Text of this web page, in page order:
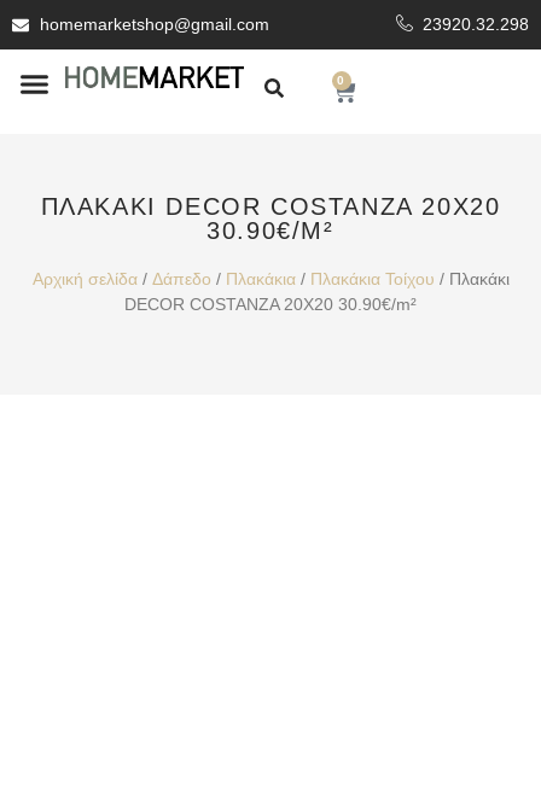
homemarketshop@gmail.com 23920.32.298
0
ΠΛΑΚΆΚΙ DECOR COSTANZA 20X20
30.90€/M²
Αρχική σελίδα/ Δάπεδο / Πλακάκια/ Πλακάκια Τοίχου / Πλακάκι
DECOR COSTANZA 20X20 30.90€/m²